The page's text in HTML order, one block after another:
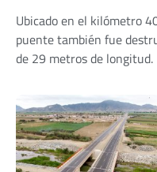
Ubicado en el kilómetro
puente también fue
de 29 metros de longitud.